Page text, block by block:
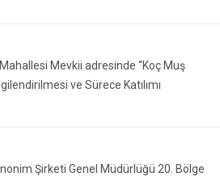
Mevkii adresinde “Koç Muş
ve Sürece Katılımı
Şirketi Genel Müdürlüğü 20. Bölge